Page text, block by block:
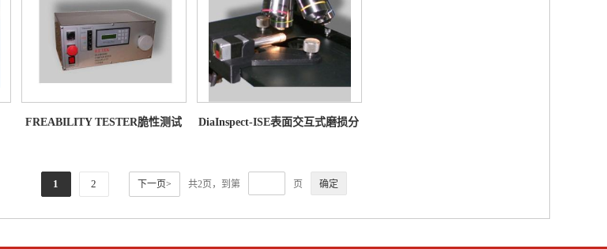
FREABILITY TESTER脆性测试
DiaInspect-ISE表面交互式磨损分
1 2 下一页> 共2页，到第 页